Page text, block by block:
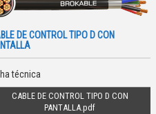
DE CONTROL TIPO D CON
técnica
CABLE DE CONTROL TIPO D CON
PANTALLA